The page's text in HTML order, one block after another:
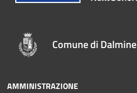
Comune di Dalmine
AMMINISTRAZIONE